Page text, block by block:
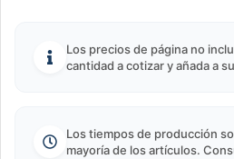
Los precios de página no
cantidad a cotizar y añada a
Los tiempos de producción
mayoría de los artículos.